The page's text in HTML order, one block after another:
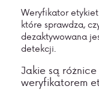
Weryfikator
które sprawdza,
dezaktywowana
detekcji.
Jakie są
weryfikatorem